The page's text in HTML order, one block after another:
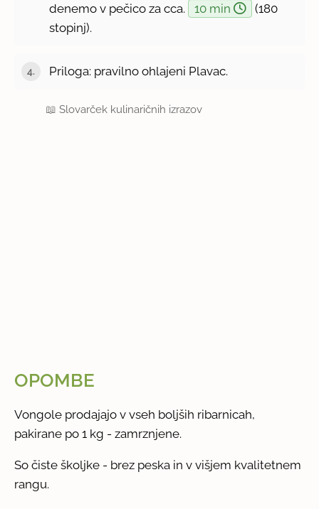
denemo v pečico za cca.
10 min
(180
stopinj).
Priloga: pravilno ohlajeni Plavac.
📖Slovarček kulinaričnih izrazov
OPOMBE
Vongole prodajajo v vseh boljših ribarnicah,
pakirane po 1 kg - zamrznjene.
So čiste školjke - brez peska in v višjem kvalitetnem
rangu.